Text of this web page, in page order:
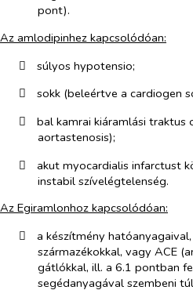
pont).
Az amlodipinhez kapcsolódóan:
​
súlyos hypotensio;
​
sokk (beleértve a cardiogen
​
bal kamrai kiáramlási traktus
aortastenosis);
​
akut myocardialis infarctust
instabil szívelégtelenség.
Az Egiramlonhoz kapcsolódóan:
​
a készítmény
származékokkal, vagy ACE
gátlókkal, ill. a 6.1 pontban
segédanyagával szembeni